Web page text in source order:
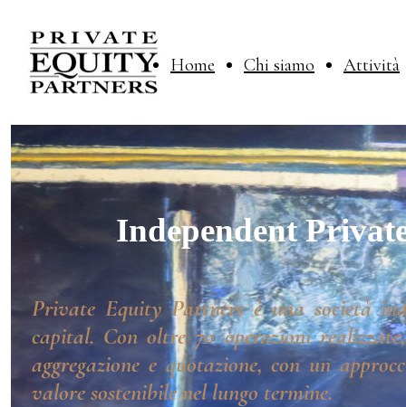
Home Chi siamo Attività
Independent
Private Equity Partners è una società
capital. Con oltre 70 operazioni
aggregazione e quotazione, con un
valore sostenibile nel lungo termine.